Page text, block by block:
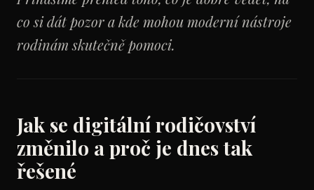
co si dát pozor a kde mohou moderní nástroje
rodinám skutečně pomoci.
Jak se digitální rodičovství
změnilo a proč je dnes tak
řešené